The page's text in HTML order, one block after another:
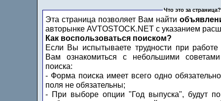
Что это за страница?
Эта страница позволяет Вам найти
авторынке AVTOSTOCK.NET с указанием
Как воспользоваться поиском?
Если Вы испытываете трудности при
Вам ознакомиться с небольшими
поиска:
- Форма поиска имеет всего одно
поля не обязательны;
- При выборе опции "Год выпуска", будут